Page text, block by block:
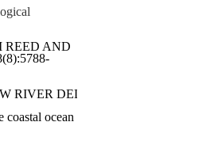
REED AND
DELTA NATURE RESERVE.
ocean